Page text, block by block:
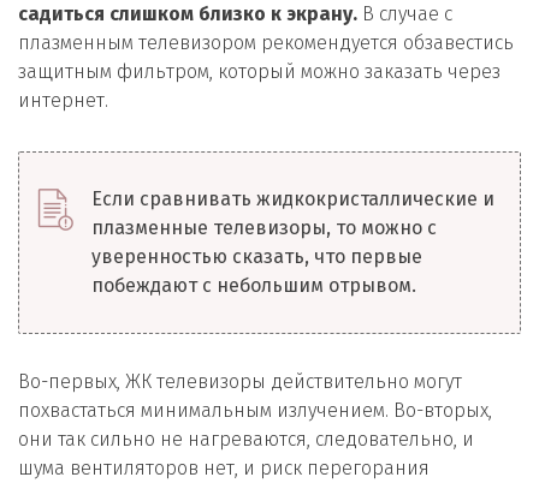
садиться слишком близко к экрану. В случае с
плазменным телевизором рекомендуется обзавестись
защитным фильтром, который можно заказать через
интернет.
Если сравнивать жидкокристаллические и
плазменные телевизоры, то можно с
уверенностью сказать, что первые
побеждают с небольшим отрывом.
Во-первых, ЖК телевизоры действительно могут
похвастаться минимальным излучением. Во-вторых,
они так сильно не нагреваются, следовательно, и
шума вентиляторов нет, и риск перегорания